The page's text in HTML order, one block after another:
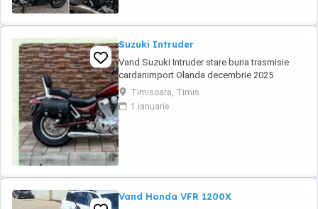
Suzuki Intruder
Vand Suzuki Intruder stare buna trasmisie
cardanimport Olanda decembrie 2025
inmatriculat RO IN FEBRUARIE Nu raspund la
mesaje.Schimb cu ATV plus sau minus
diferenta
Timisoara, Timis
1 ianuarie
Vand Honda VFR 1200X